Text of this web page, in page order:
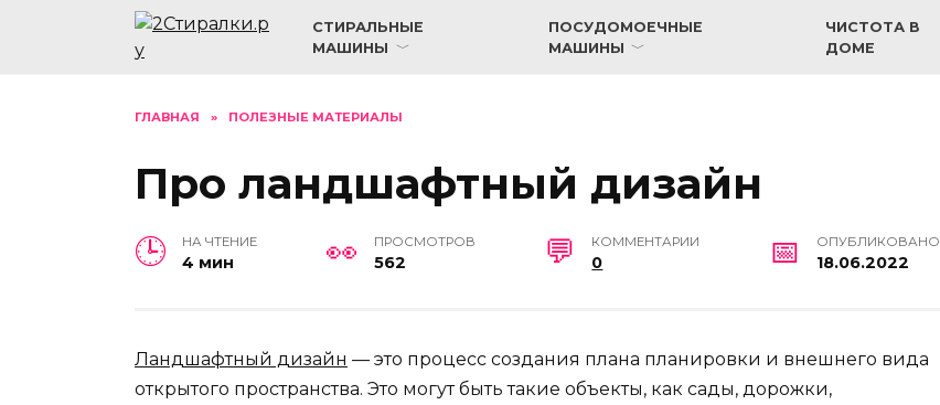
СТИРАЛЬНЫЕ
МАШИНЫ
ПОСУДОМОЕЧНЫЕ
МАШИНЫ
ЧИСТОТА В
ДОМЕ
ГЛАВНАЯ » ПОЛЕЗНЫЕ МАТЕРИАЛЫ
Про ландшафтный дизайн
НА ЧТЕНИЕ
4 мин
ПРОСМОТРОВ
562
КОММЕНТАРИИ
0
ОПУБЛИКОВАНО
18.06.2022
Ландшафтный дизайн — это процесс создания плана планировки и внешнего вида
открытого пространства. Это могут быть такие объекты, как сады, дорожки,